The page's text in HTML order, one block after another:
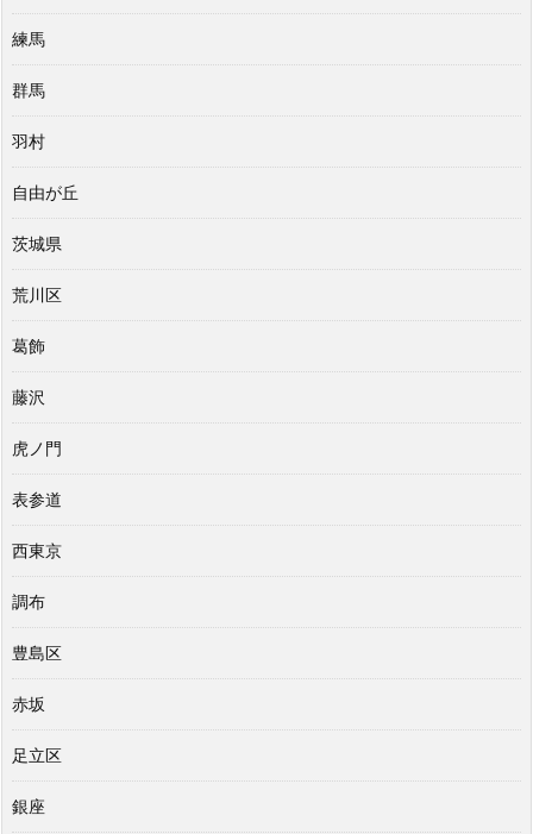
練馬
群馬
羽村
自由が丘
茨城県
荒川区
葛飾
藤沢
虎ノ門
表参道
西東京
調布
豊島区
赤坂
足立区
銀座